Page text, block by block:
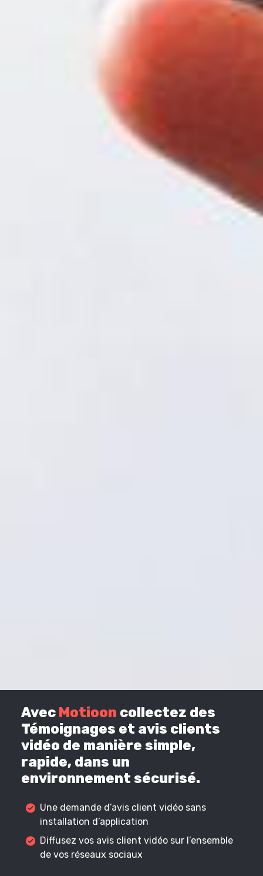
Avec Motioon collectez des
Témoignages et avis clients
vidéo de manière simple,
rapide, dans un
environnement sécurisé.
Une demande d’avis client vidéo sans
installation d’application
Diffusez vos avis client vidéo sur l’ensemble
de vos réseaux sociaux